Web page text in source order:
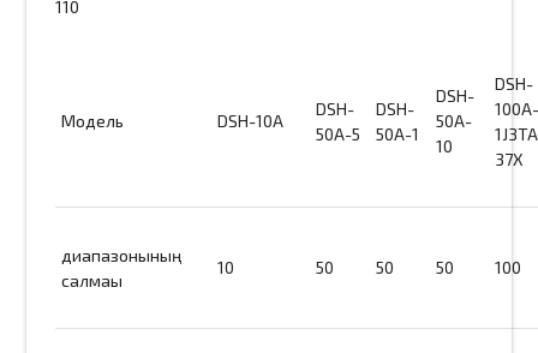
110
Модель DSH-10A
DSH-
50A-5
DSH-
50A-1
DSH-
50A-
10
DSH-
37X
диапазонының
салмағы
10 50 50 50 100